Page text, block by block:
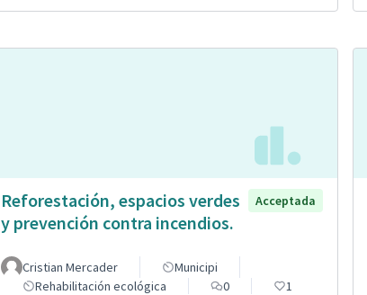
Reforestación, espacios verdes
y prevención contra incendios.
Acceptada
Cristian Mercader
Municipi
Rehabilitación ecológica
0 1